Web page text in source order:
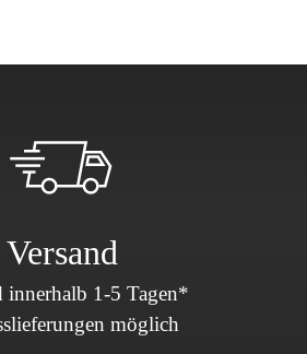
Versand
innerhalb 1-5 Tagen*
möglich